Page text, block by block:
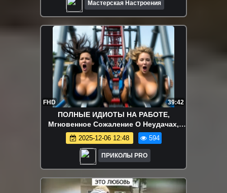
Мастерская Настроения
FHD 39:42
ПОЛНЫЕ ИДИОТЫ НА РАБОТЕ,
Мгновенное Сожаление О Неудачах,
Сборник 2025 #472 Лучшее за Неделю
2025-12-06 12:48 594
ПРИКОЛЫ PRO